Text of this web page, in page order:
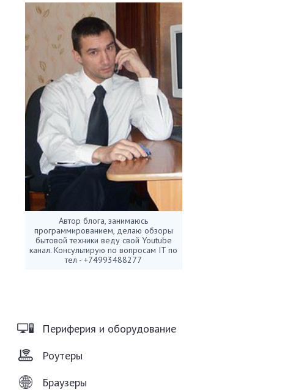
Автор блога, занимаюсь
программированием, делаю обзоры
бытовой техники веду свой Youtube
канал. Консультирую по вопросам IT по
тел - +74993488277
Периферия и оборудование
Роутеры
Браузеры